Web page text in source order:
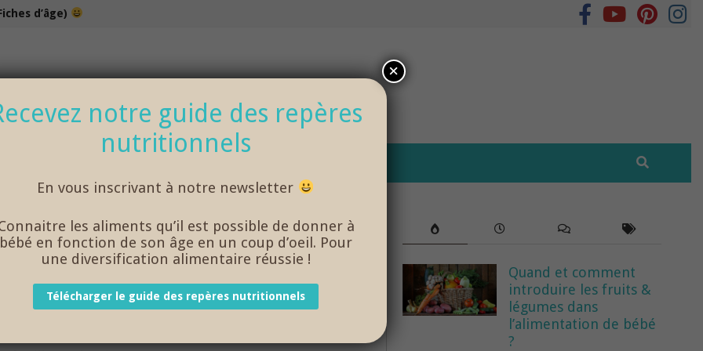
d’âge)
100% bio et de saison… et cela change tout !
bébé 15 mois et plus/Recettes bébé 18 mois et plus
AUX CERISES
papas a trouvé une solution pour hydrater nos enfants. En
Quand et comment
introduire les fruits &
légumes dans
l’alimentation de bébé
?
notre guide des repères
nutritionnels
En vous inscrivant à notre newsletter
les aliments qu’il est possible de donner à
bébé en fonction de son âge en un coup d’oeil. Pour
une diversification alimentaire réussie !
Télécharger le guide des repères nutritionnels
×